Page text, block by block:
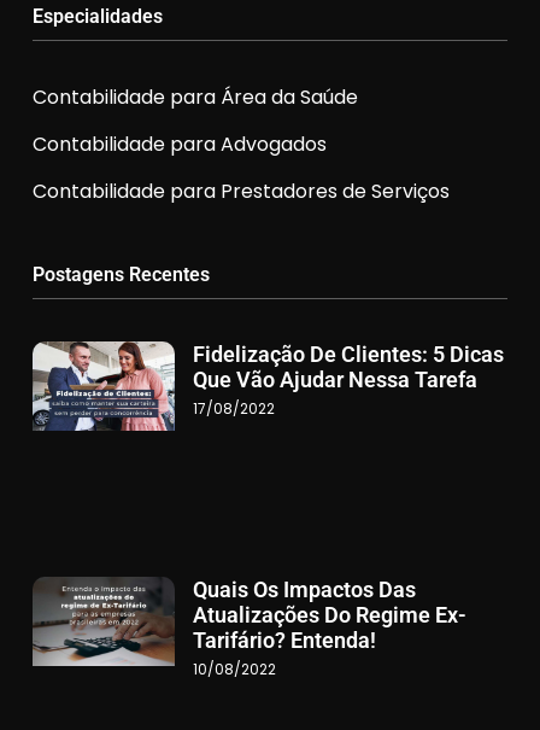
Especialidades
Contabilidade para Área da Saúde
Contabilidade para Advogados
Contabilidade para Prestadores de Serviços
Postagens Recentes
Fidelização De Clientes: 5 Dicas
Que Vão Ajudar Nessa Tarefa
17/08/2022
Quais Os Impactos Das
Atualizações Do Regime Ex-
Tarifário? Entenda!
10/08/2022